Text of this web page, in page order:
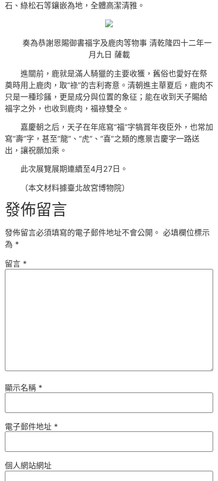
石、綠松石等鑲嵌為地，全體高潔清雅。
奏為恭謝恩賜御書福字及鹿肉等物事 清乾隆四十二年一
月九日 薩載
進關前，鹿就是滿人騎獵的主要收獲，舊俗也愛好在祭
奠時用上鹿肉，取“祿”的吉利寄意。清朝進主華夏后，鹿肉不
只是一種珍饈，更是成分與位置的象征；能在收到天子賜給
福字之外，也收到鹿肉，福祿雙全。
嘉慶朝之后，天子在年底寫“福”字犒賞年夜臣外，也常加
寫“壽”字，甚至“龍”、“虎”、“喜”之類的應景吉慶字一路送
出，讓祝願加乘。
此次展覽展期連續至4月27日。
（本文材料據臺北故宮博物院）
發佈留言
發佈留言必須填寫的電子郵件地址不會公開。 必填欄位標示
為 *
留言 *
顯示名稱 *
電子郵件地址 *
個人網站網址